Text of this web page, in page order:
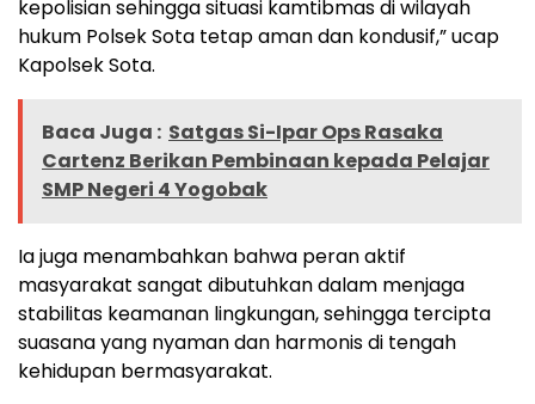
kepolisian sehingga situasi kamtibmas di wilayah
hukum Polsek Sota tetap aman dan kondusif,” ucap
Kapolsek Sota.
Baca Juga : Satgas Si-Ipar Ops Rasaka
Cartenz Berikan Pembinaan kepada Pelajar
SMP Negeri 4 Yogobak
Ia juga menambahkan bahwa peran aktif
masyarakat sangat dibutuhkan dalam menjaga
stabilitas keamanan lingkungan, sehingga tercipta
suasana yang nyaman dan harmonis di tengah
kehidupan bermasyarakat.